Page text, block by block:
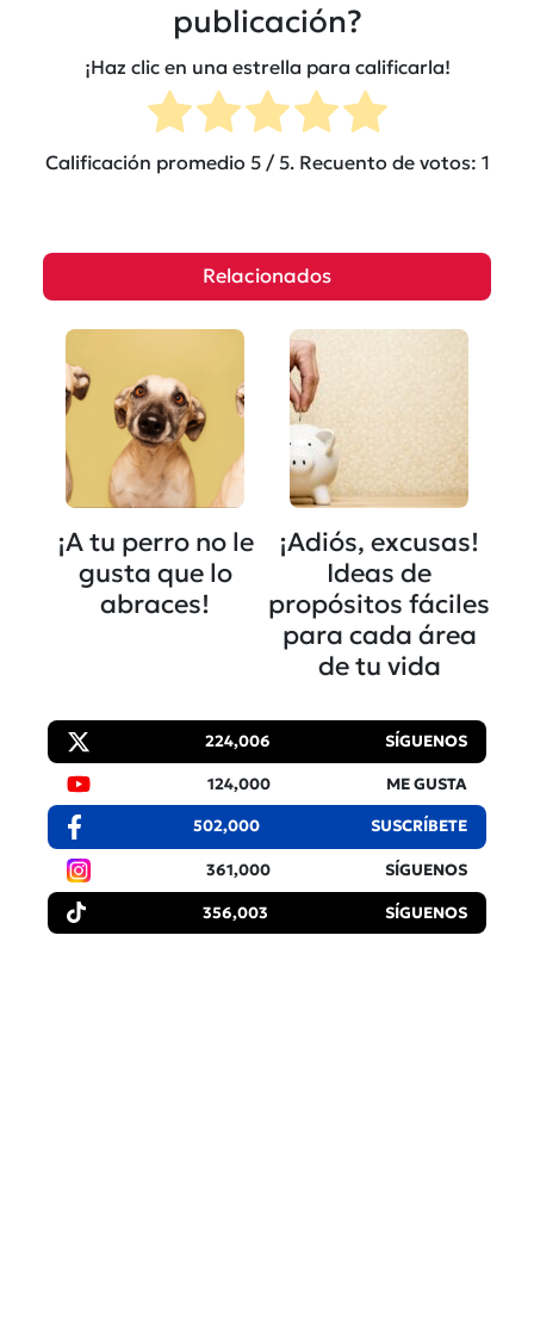
publicación?
¡Haz clic en una estrella para calificarla!
Calificación promedio 5/ 5. Recuento de votos: 1
Relacionados
¡A tu perro no le
gusta que lo
abraces!
¡Adiós, excusas!
Ideas de
propósitos fáciles
para cada área
de tu vida
224,006 SÍGUENOS
124,000 ME GUSTA
502,000 SUSCRÍBETE
361,000 SÍGUENOS
356,003 SÍGUENOS